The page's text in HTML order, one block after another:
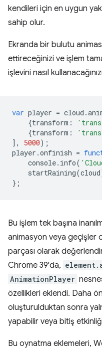
kendileri için en uygun
sahip olur.
Ekranda bir bulutu
ettireceğinizi ve işlem
işlevini nasıl
var player = cloud .
{transform :
{transform :
],
5000);
player .onfinish =
console. info(
startRaining(cloud
};
Bu işlem tek başına
animasyon veya geçişler
parçası olarak
Chrome 39'da,
AnimationPlayer
özellikleri eklendi. Daha
oluşturulduktan sonra
yapabilir veya bitiş
Bu oynatma eklemeleri,